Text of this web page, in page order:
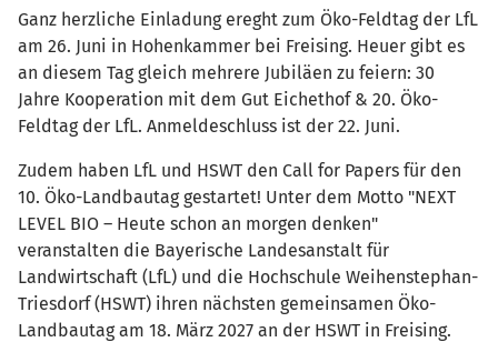
Ganz herzliche Einladung ereght zum Öko-Feldtag der LfL
am 26. Juni in Hohenkammer bei Freising. Heuer gibt es
an diesem Tag gleich mehrere Jubiläen zu feiern: 30
Jahre Kooperation mit dem Gut Eichethof & 20. Öko-
Feldtag der LfL. Anmeldeschluss ist der 22. Juni.
Zudem haben LfL und HSWT den Call for Papers für den
10. Öko-Landbautag gestartet! Unter dem Motto "NEXT
LEVEL BIO – Heute schon an morgen denken"
veranstalten die Bayerische Landesanstalt für
Landwirtschaft (LfL) und die Hochschule Weihenstephan-
Triesdorf (HSWT) ihren nächsten gemeinsamen Öko-
Landbautag am 18. März 2027 an der HSWT in Freising.